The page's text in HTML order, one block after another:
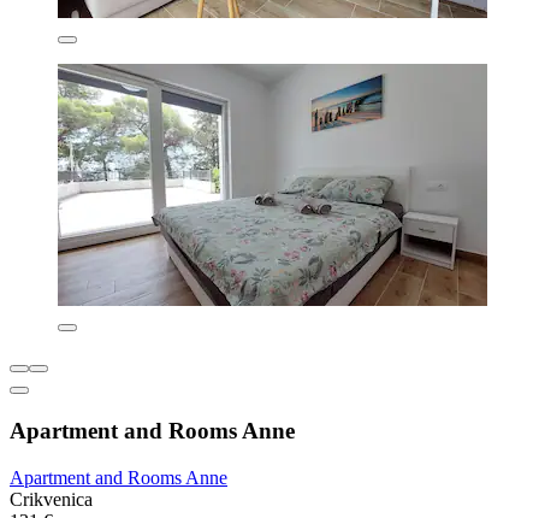
Apartment and Rooms Anne
Apartment and Rooms Anne
Crikvenica